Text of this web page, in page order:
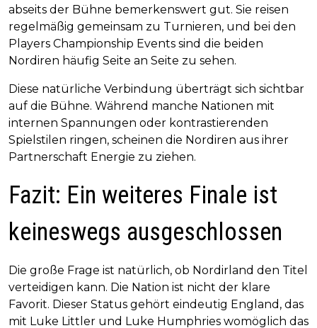
abseits der Bühne bemerkenswert gut. Sie reisen
regelmäßig gemeinsam zu Turnieren, und bei den
Players Championship Events sind die beiden
Nordiren häufig Seite an Seite zu sehen.
Diese natürliche Verbindung überträgt sich sichtbar
auf die Bühne. Während manche Nationen mit
internen Spannungen oder kontrastierenden
Spielstilen ringen, scheinen die Nordiren aus ihrer
Partnerschaft Energie zu ziehen.
Fazit: Ein weiteres Finale ist
keineswegs ausgeschlossen
Die große Frage ist natürlich, ob Nordirland den Titel
verteidigen kann. Die Nation ist nicht der klare
Favorit. Dieser Status gehört eindeutig England, das
mit Luke Littler und Luke Humphries womöglich das